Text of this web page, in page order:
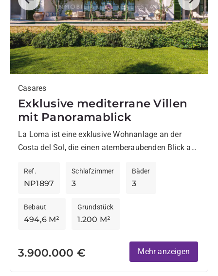
Previous Next
Casares
Exklusive mediterrane Villen
mit Panoramablick
La Loma ist eine exklusive Wohnanlage an der
Costa del Sol, die einen atemberaubenden Blick auf
Lage...
NP1897
Ref.
3
Schlafzimmer
3
Bäder
494,6 M²
Bebaut
1.200 M²
Grundstück
3.900.000 € Mehr anzeigen